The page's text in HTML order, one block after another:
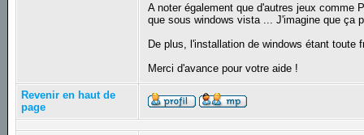
A noter également que d'autres jeux comme
que sous windows vista ... J'imagine que ça
De plus, l'installation de windows étant toute
Merci d'avance pour votre aide !
Revenir en haut de
page